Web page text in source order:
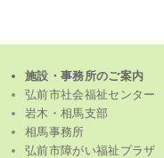
施設・事務所のご案内
弘前市社会福祉センター
岩木・相馬支部
相馬事務所
弘前市障がい福祉プラザ